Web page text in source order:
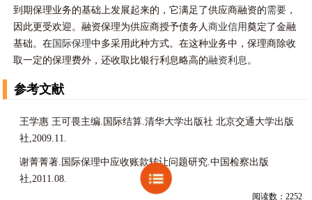
到期保理业务的基础上发展起来的，它满足了供应商融资的需要 ，
因此更受欢迎。融资保理为供应商授予债务人商业信用奠定了金融
基础。在 国际保理中多采用此种方式。在这种业务中，保理商除收
取一定的保理费外，还收取比银行利息略高的融资利息。
参考文献
王学惠 王可畏主编.国际结算.清华大学出版社 北京交通大学出版
社,2009.11.
谢菁菁著.国际保理中应收账款转让问题研究.中国检察出版
社,2011.08.
阅读数：2252